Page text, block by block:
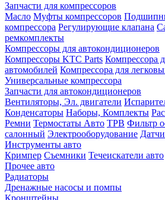
Запчасти для компрессоров
Масло Муфты компрессоров
компрессора Регулирующие клапана
ремкомплекты
Компрессоры для автокондиционеров
Компрессоры KTC Parts Компрессора
автомобилей Компрессора для
Универсальные компрессора
Запчасти для автокондиционеров
Вентиляторы, Эл. двигатели
Конденсаторы Наборы, Комплекты
Ремни Термостаты Авто ТРВ Фильтр
салонный Электрооборудование
Инструменты авто
Кримпер Съемники Течеискатели авто
Прочее авто
Радиаторы
Дренажные насосы и помпы
Кронштейны